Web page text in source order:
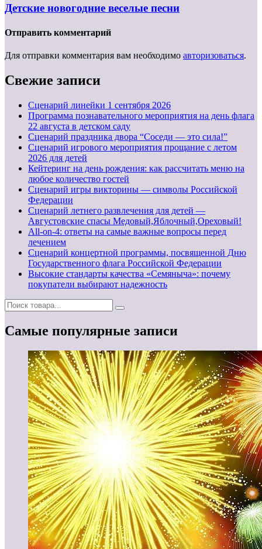
Детские новогодние веселые песни
Отправить комментарий
Для отправки комментария вам необходимо авторизоваться.
Свежие записи
Cценарий линейки 1 сентября 2026
Программа познавательного мероприятия на день флага
22 августа в детском саду
Сценарий праздника двора “Соседи — это сила!”
Сценарий игрового мероприятия прощание с летом
2026 для детей
Кейтеринг на день рождения: как рассчитать меню на
любое количество гостей
Сценарий игры викторины — символы Российской
Федерации
Сценарий летнего развлечения для детей —
Августовские спасы Медовый,Яблочный,Ореховый!
All-on-4: ответы на самые важные вопросы перед
лечением
Сценарий концертной программы, посвященной Дню
Государственного флага Российской Федерации
Высокие стандарты качества «Семяныча»: почему
покупатели выбирают надежность
Самые популярные записи